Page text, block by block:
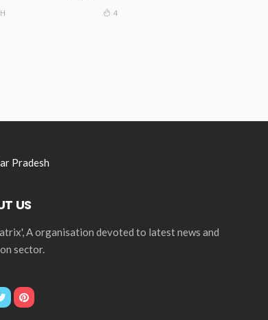
4
US
A organisation devoted to latest news and
sector.